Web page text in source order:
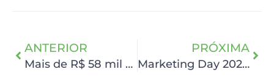
ANTERIOR
Mais de R$ 58 mil são doados ao HCP através do Troco Solidário
PRÓXIMA
Marketing Day 2021 foi um sucesso